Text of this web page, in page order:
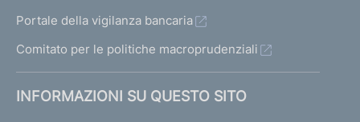
Portale della vigilanza bancaria
Comitato per le politiche macroprudenziali
INFORMAZIONI SU QUESTO SITO